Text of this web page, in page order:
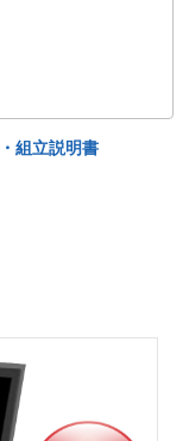
組立説明書